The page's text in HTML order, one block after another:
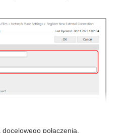
połączenia.